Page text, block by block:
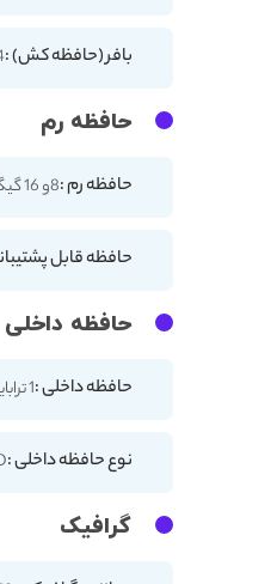
بافر (حافظه کش) :4
حافظه رم
حافظه رم :8و 16 گیگابایت
حافظه قابل
حافظه داخلی
حافظه داخلی :1 ترابایت-512 گیگابایت
نوع حافظه داخلی :
گرافیک